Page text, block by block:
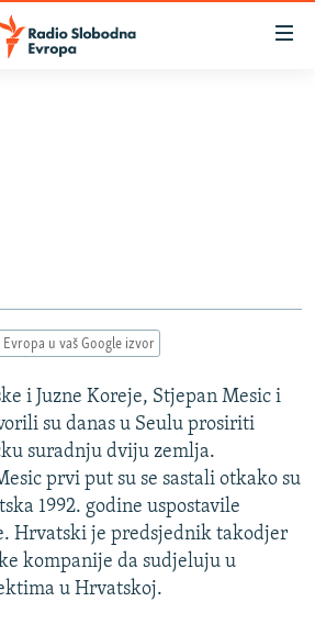
u vaš Google izvor
i Juzne Koreje, Stjepan Mesic i
su danas u Seulu prosiriti
suradnju dviju zemlja.
prvi put su se sastali otkako su
1992. godine uspostavile
Hrvatski je predsjednik takodjer
kompanije da sudjeluju u
u Hrvatskoj.